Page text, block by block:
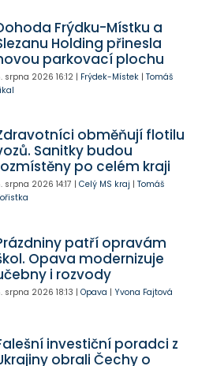
Frýdku-Místku a
Holding přinesla
parkovací plochu
srpna 2026 16:12| Frýdek-Místek| Tomáš
obměňují flotilu
Sanitky budou
po celém kraji
srpna 2026 14:17 | Celý MS kraj | Tomáš
patří opravám
Opava modernizuje
i rozvody
srpna 2026 18:13 | Opava | Yvona Fajtová
investiční poradci z
obrali Čechy o